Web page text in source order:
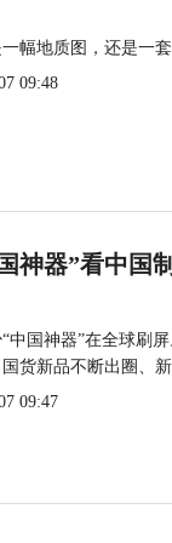
幅地质图，还是一
09:48
神器”看中国
中国神器”在全球刷
货新品不断出圈、
09:47